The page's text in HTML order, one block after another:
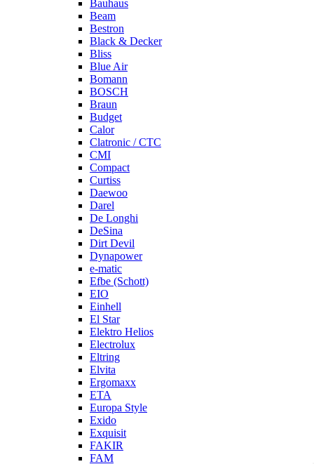
Bauhaus
Beam
Bestron
Black & Decker
Bliss
Blue Air
Bomann
BOSCH
Braun
Budget
Calor
Clatronic / CTC
CMI
Compact
Curtiss
Daewoo
Darel
De Longhi
DeSina
Dirt Devil
Dynapower
e-matic
Efbe (Schott)
EIO
Einhell
El Star
Elektro Helios
Electrolux
Eltring
Elvita
Ergomaxx
ETA
Europa Style
Exido
Exquisit
FAKIR
FAM